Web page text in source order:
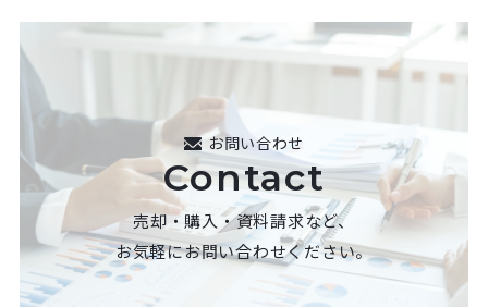
お問い合わせ
Contact
売却・購入・資料請求など、
お気軽にお問い合わせください。